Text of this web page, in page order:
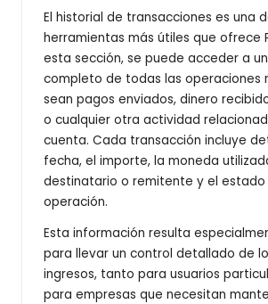
El historial de transacciones es una
herramientas más útiles que ofrece
esta sección, se puede acceder a
completo de todas las operaciones
sean pagos enviados, dinero
o cualquier otra actividad
cuenta. Cada transacción incluye
fecha, el importe, la moneda
destinatario o remitente y el
operación.
Esta información resulta
para llevar un control detallado de
ingresos, tanto para usuarios
para empresas que necesitan